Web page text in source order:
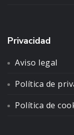
Privacidad
Aviso legal
Política de
Política de